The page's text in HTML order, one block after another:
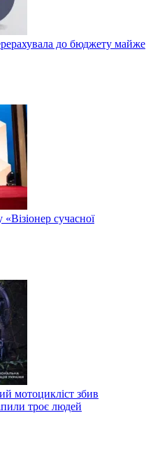
до бюджету майже
сучасної
мотоцикліст збив
троє людей